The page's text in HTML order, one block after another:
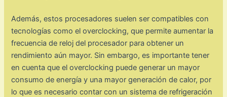
Además, estos procesadores suelen ser compatibles con
tecnologías como el overclocking, que permite aumentar la
frecuencia de reloj del procesador para obtener un
rendimiento aún mayor. Sin embargo, es importante tener
en cuenta que el overclocking puede generar un mayor
consumo de energía y una mayor generación de calor, por
lo que es necesario contar con un sistema de refrigeración